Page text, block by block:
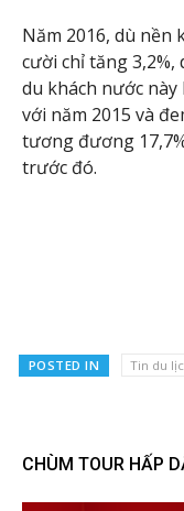
Năm 2016, dù nền
cười chỉ tăng
du khách nước
với năm 2015 và
tương đương
trước đó.
POSTED IN Tin du
CHÙM TOUR HẤP